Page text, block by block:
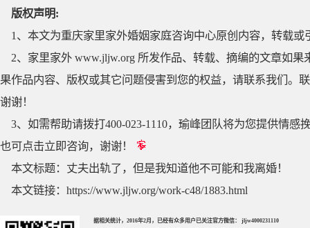
版权声明:
1、本文为重庆家里家外婚姻家庭咨询中心原创内容，转载
2、家里家外 www.jljw.org 所发作品、转载、摘编的文章如
果作品内容、版权或其它问题侵害到您的权益，请联系我们。
谢谢！
3、如需帮助请拨打400-023-1110，瑜峰团队将为您提供情
也可点击立即咨询，谢谢！
本文标题： 丈夫出轨了，但是我知道他不可能和我离婚！
本文链接： https://www.jljw.org/work-c48/1883.html
据相关统计，2016年2月，已经有众多用户已关注官方微信： jljw4000231110